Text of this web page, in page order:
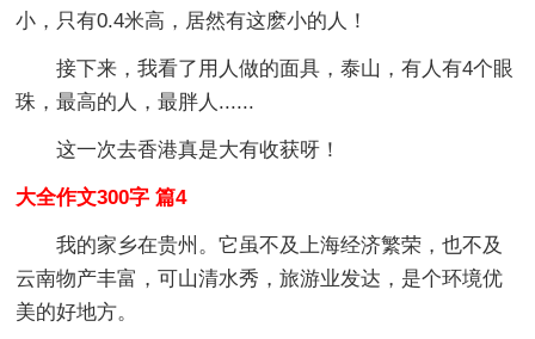
小，只有0.4米高，居然有这麽小的人！
接下来，我看了用人做的面具，泰山，有人有4个眼
珠，最高的人，最胖人......
这一次去香港真是大有收获呀！
大全作文300字 篇4
我的家乡在贵州。它虽不及上海经济繁荣，也不及
云南物产丰富，可山清水秀，旅游业发达，是个环境优
美的好地方。